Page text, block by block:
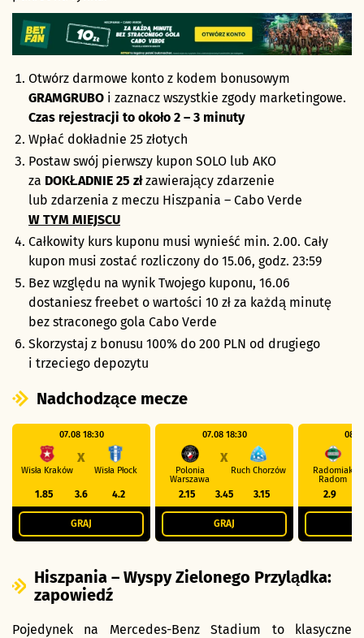
Otwórz darmowe konto z kodem bonusowym
GRAMGRUBO i zaznacz wszystkie zgody marketingowe.
Czas rejestracji to około 2 – 3 minuty
Wpłać dokładnie 25 złotych
Postaw swój pierwszy kupon SOLO lub AKO
za DOKŁADNIE 25 złzawierający zdarzenie
lub zdarzenia z meczu Hiszpania – Cabo Verde
W TYM MIEJSCU
Całkowity kurs kuponu musi wynieść min. 2.00. Cały
kupon musi zostać rozliczony do 15.06, godz. 23:59
Bez względu na wynik Twojego kuponu, 16.06
dostaniesz freebet o wartości 10 zł za każdą minutę
bez straconego gola Cabo Verde
Skorzystaj z bonusu 100% do 200 PLN od drugiego
i trzeciego depozytu
Nadchodzące mecze
07.08 18:30
Wisła Kraków
X
Wisła Płock
1.85 3.6 4.2
GRAJ
07.08 18:30
Polonia
Warszawa
X
Ruch Chorzów
2.15 3.45 3.15
GRAJ
Radomiak
Radom
2.9
Hiszpania – Wyspy Zielonego Przylądka:
zapowiedź
Pojedynek na Mercedes-Benz Stadium to klasyczne